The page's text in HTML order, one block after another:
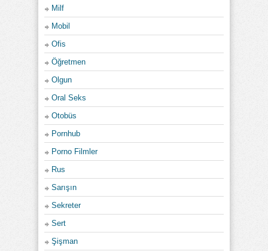
Milf
Mobil
Ofis
Öğretmen
Olgun
Oral Seks
Otobüs
Pornhub
Porno Filmler
Rus
Sarışın
Sekreter
Sert
Şişman